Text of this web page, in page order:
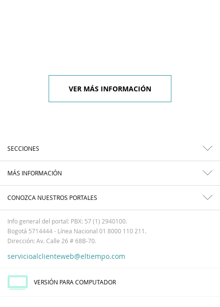
VER MÁS INFORMACIÓN
SECCIONES
MÁS INFORMACIÓN
CONOZCA NUESTROS PORTALES
Info general del portal: PBX: 57 (1) 2940100.
Bogotá 5714444 - Línea Nacional 01 8000 110 211.
Dirección: Av. Calle 26 # 68B-70.
servicioalclienteweb@eltiempo.com
VERSIÓN PARA COMPUTADOR